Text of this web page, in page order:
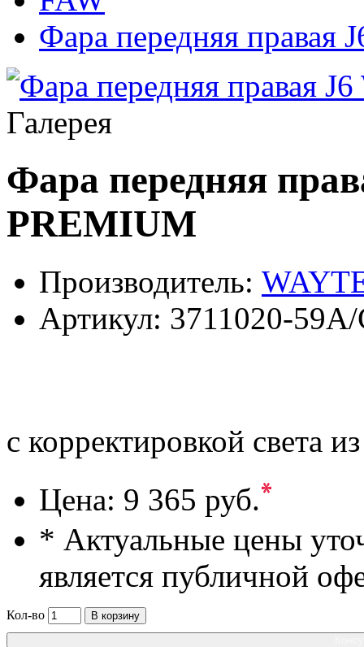
Фара передняя правая
Галерея
Фара передняя
PREMIUM
Производитель:
Артикул: 3711020-59A/
с корректировкой света
Цена: 9 365 руб.*
* Актуальные цены
является публичной
Кол-во
В корзину